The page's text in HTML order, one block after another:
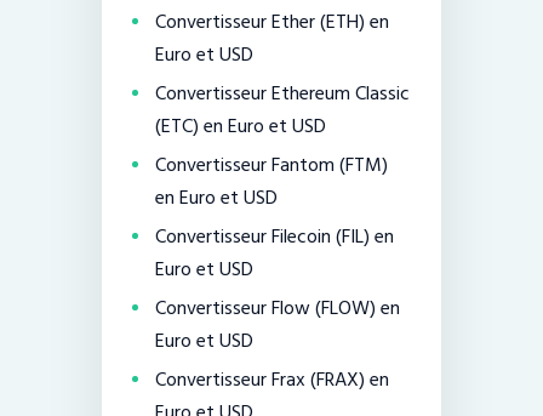
Convertisseur Ether (ETH) en
Euro et USD
Convertisseur Ethereum Classic
(ETC) en Euro et USD
Convertisseur Fantom (FTM)
en Euro et USD
Convertisseur Filecoin (FIL) en
Euro et USD
Convertisseur Flow (FLOW) en
Euro et USD
Convertisseur Frax (FRAX) en